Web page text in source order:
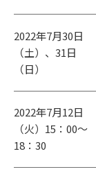
2022年7月30日
（土）、31日
（日）
2022年7月12日
（火）15：00～
18：30